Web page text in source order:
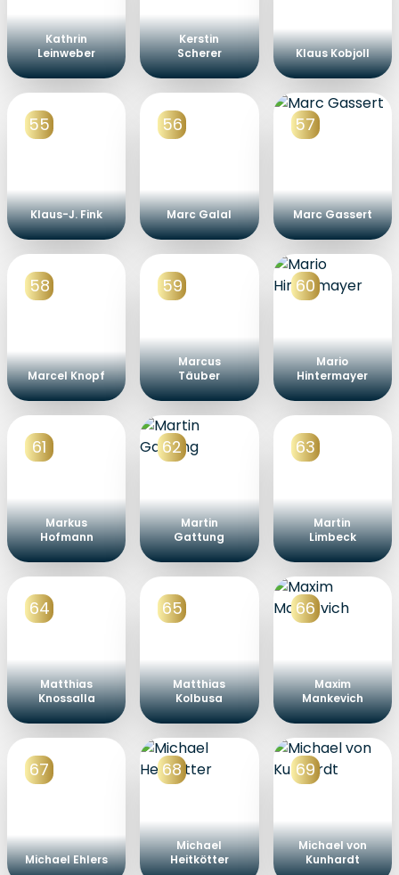
Kathrin
Leinweber
Kerstin
Scherer
Klaus Kobjoll
55
Klaus-J. Fink
56
Marc Galal
57
Marc Gassert
58
Marcel Knopf
59
Marcus
Täuber
60
Mario
Hintermayer
61
Markus
Hofmann
62
Martin
Gattung
63
Martin
Limbeck
64
Matthias
Knossalla
65
Matthias
Kolbusa
66
Maxim
Mankevich
67
Michael Ehlers
68
Michael
Heitkötter
69
Michael von
Kunhardt